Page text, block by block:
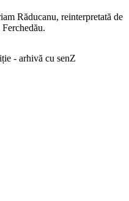
Răducanu, reinterpretată de